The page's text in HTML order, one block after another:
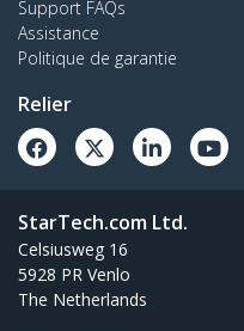
Support FAQs
Assistance
Politique de garantie
Relier
StarTech.com Ltd.
Celsiusweg 16
5928 PR Venlo
The Netherlands